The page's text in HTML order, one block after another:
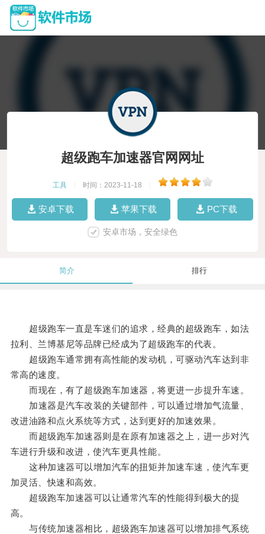
超级跑车加速器官网网址
工具 时间：2023-11-18
安卓下载 苹果下载 PC下载
安卓市场，安全绿色
简介 排行
超级跑车一直是车迷们的追求，经典的超级跑车，如法
拉利、兰博基尼等品牌已经成为了超级跑车的代表。
超级跑车通常拥有高性能的发动机，可驱动汽车达到非
常高的速度。
而现在，有了超级跑车加速器，将更进一步提升车速。
加速器是汽车改装的关键部件，可以通过增加气流量、
改进油路和点火系统等方式，达到更好的加速效果。
而超级跑车加速器则是在原有加速器之上，进一步对汽
车进行升级和改进，使汽车更具性能。
这种加速器可以增加汽车的扭矩并加速车速，使汽车更
加灵活、快速和高效。
超级跑车加速器可以让通常汽车的性能得到极大的提
高。
与传统加速器相比，超级跑车加速器可以增加排气系统